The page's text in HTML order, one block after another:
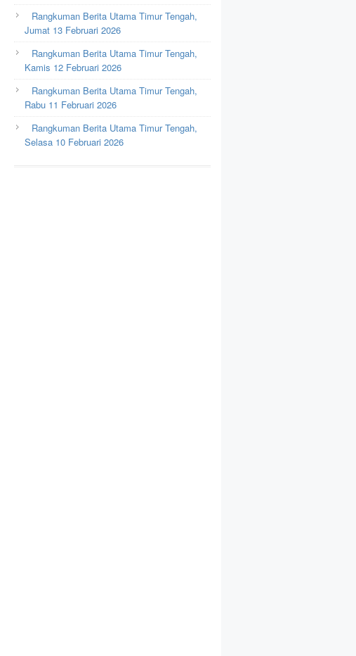
Rangkuman Berita Utama Timur Tengah,
Jumat 13 Februari 2026
Rangkuman Berita Utama Timur Tengah,
Kamis 12 Februari 2026
Rangkuman Berita Utama Timur Tengah,
Rabu 11 Februari 2026
Rangkuman Berita Utama Timur Tengah,
Selasa 10 Februari 2026